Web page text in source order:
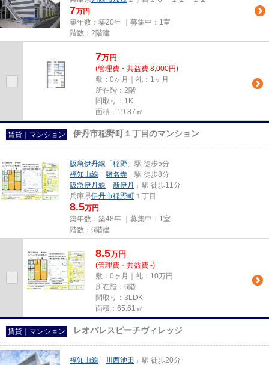
7万円
築年数：築20年 ｜募集中： 1室
階数：2階建
7万円
(管理費・共益費 8,000円)
敷：0ヶ月｜礼：1ヶ月
所在階：2階
間取り：1K
面積：19.87㎡
賃貸｜マンション 伊丹市稲野町１丁目のマンション
阪急伊丹線 「 稲野 」駅 徒歩5分
福知山線 「 猪名寺 」駅 徒歩8分
阪急伊丹線 「 新伊丹 」駅 徒歩11分
兵庫県伊丹市稲野町 １丁目
8.5万円
築年数：築48年 ｜募集中： 1室
階数：6階建
8.5万円
(管理費・共益費 -)
敷：0ヶ月｜礼：10万円
所在階：6階
間取り：3LDK
面積：65.61㎡
賃貸｜マンション レオパレスピーチヴィレッジ
福知山線 「 川西池田 」駅 徒歩20分